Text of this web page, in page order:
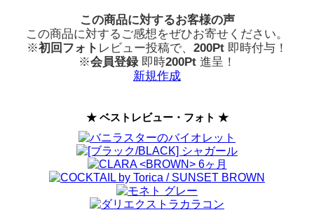
この商品に対するお客様の声
この商品に対するご感想をぜひお寄せください。
※初回フォト レビュー投稿で、 200Pt 即時付与！
※会員登録即時200Pt 進呈！
新規作成
★ ベストレビュー・フォト ★